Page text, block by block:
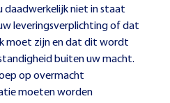
niet in staat
leveringsverplichting of dat
moet zijn en dat dit wordt
buiten uw macht.
op overmacht
moeten worden